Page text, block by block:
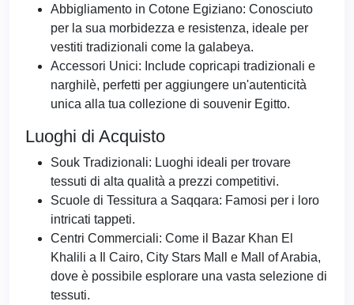
Abbigliamento in Cotone Egiziano: Conosciuto
per la sua morbidezza e resistenza, ideale per
vestiti tradizionali come la galabeya.
Accessori Unici: Include copricapi tradizionali e
narghilè, perfetti per aggiungere un'autenticità
unica alla tua collezione di souvenir Egitto.
Luoghi di Acquisto
Souk Tradizionali: Luoghi ideali per trovare
tessuti di alta qualità a prezzi competitivi.
Scuole di Tessitura a Saqqara: Famosi per i loro
intricati tappeti.
Centri Commerciali: Come il Bazar Khan El
Khalili a Il Cairo, City Stars Mall e Mall of Arabia,
dove è possibile esplorare una vasta selezione di
tessuti.